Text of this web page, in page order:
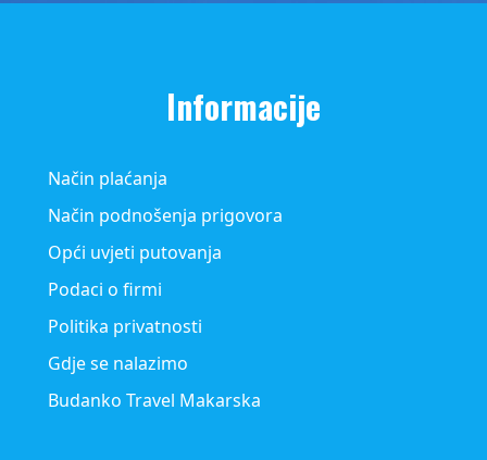
Informacije
Način plaćanja
Način podnošenja prigovora
Opći uvjeti putovanja
Podaci o firmi
Politika privatnosti
Gdje se nalazimo
Budanko Travel Makarska